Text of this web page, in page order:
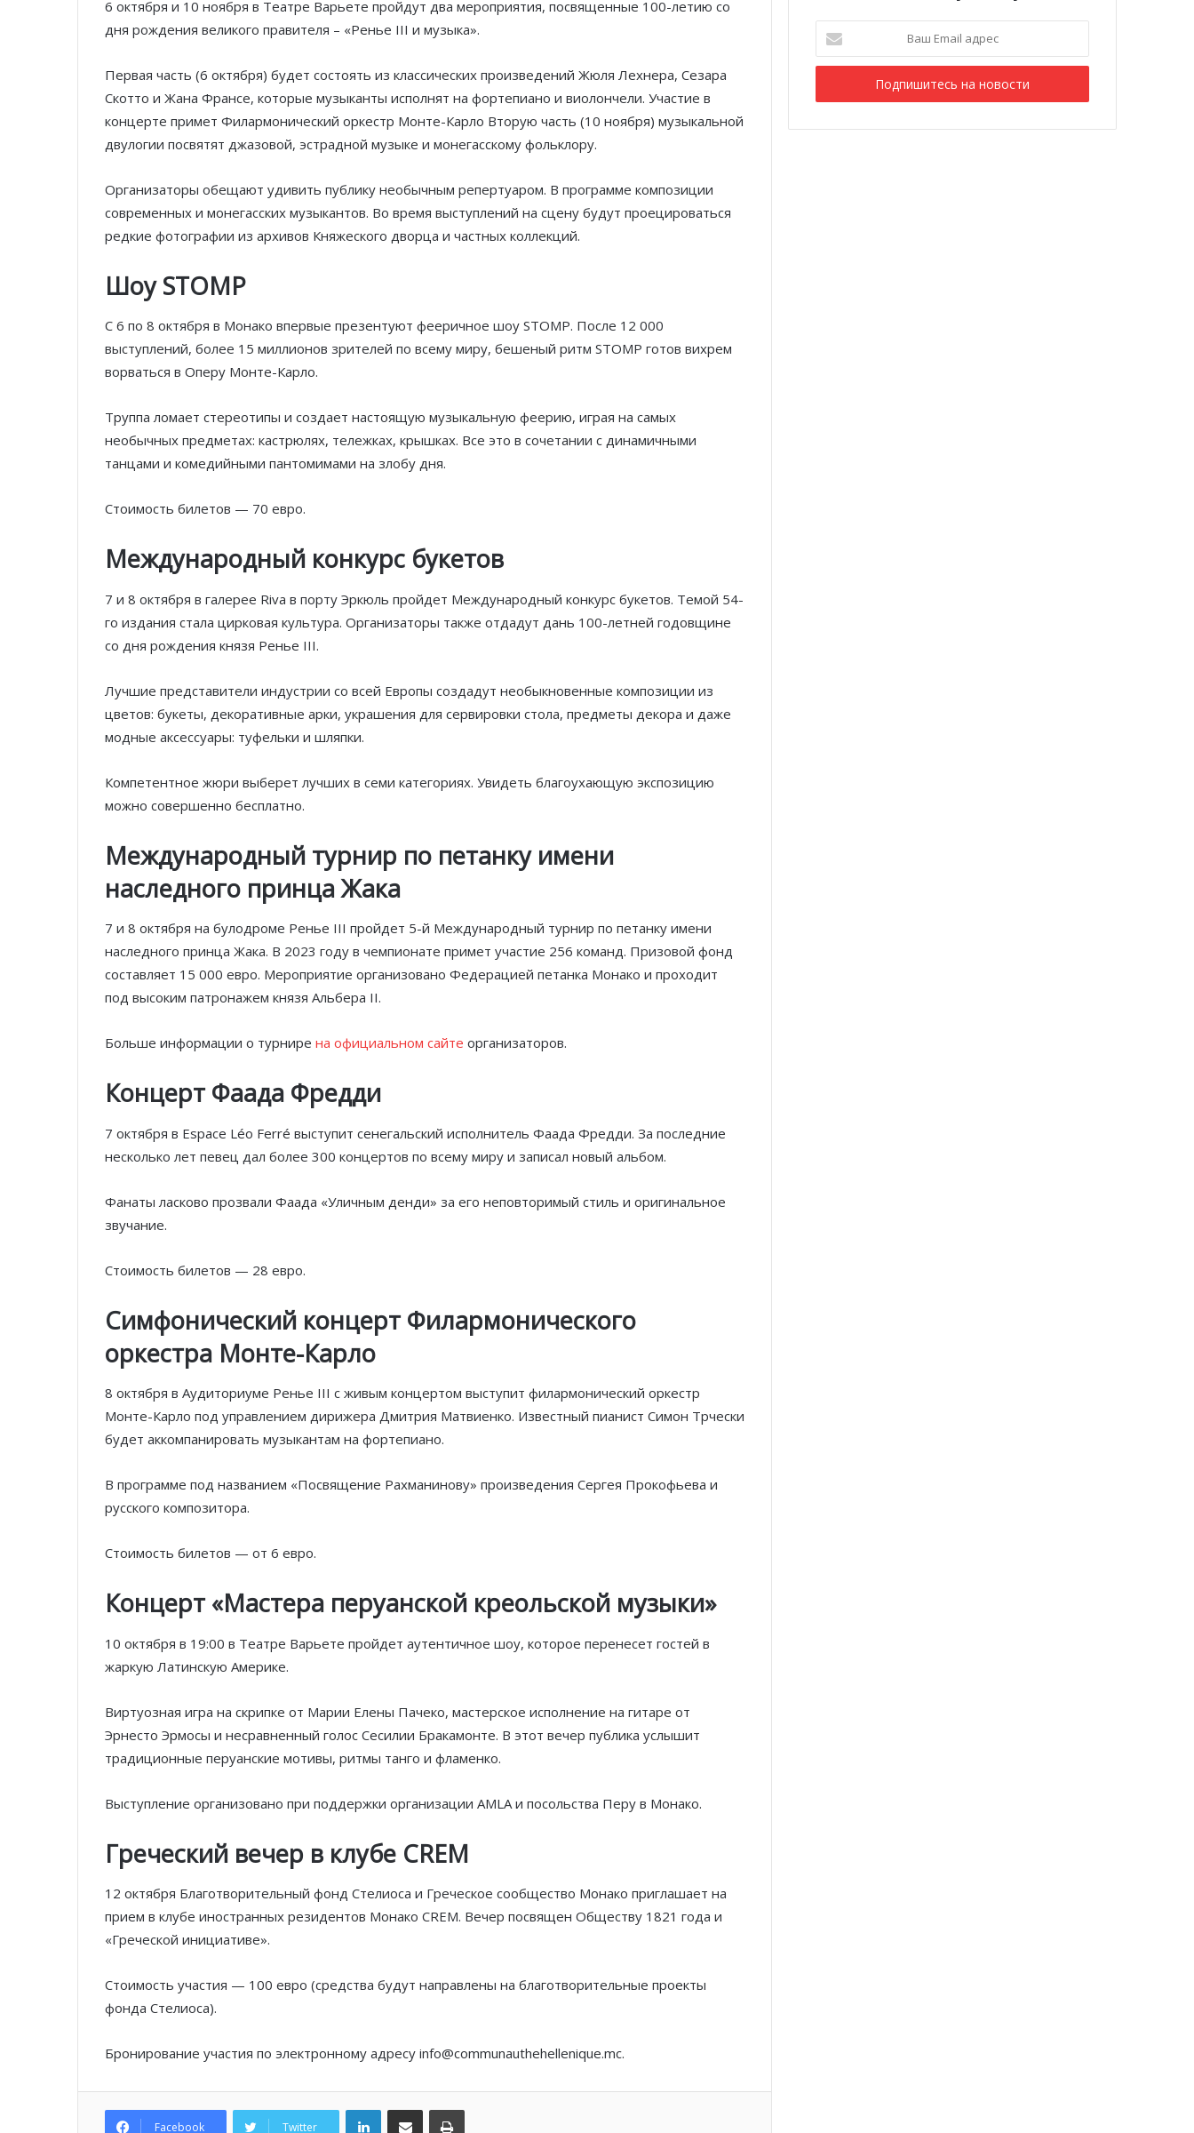
6 октября и 10 ноября в Театре Варьете пройдут два мероприятия, посвященные 100-летию со
дня рождения великого правителя – «Ренье III и музыка».
Первая часть (6 октября) будет состоять из классических произведений Жюля Лехнера, Сезара
Скотто и Жана Франсе, которые музыканты исполнят на фортепиано и виолончели. Участие в
концерте примет Филармонический оркестр Монте-Карло Вторую часть (10 ноября) музыкальной
двулогии посвятят джазовой, эстрадной музыке и монегасскому фольклору.
Организаторы обещают удивить публику необычным репертуаром. В программе композиции
современных и монегасских музыкантов. Во время выступлений на сцену будут проецироваться
редкие фотографии из архивов Княжеского дворца и частных коллекций.
Шоу STOMP
С 6 по 8 октября в Монако впервые презентуют фееричное шоу STOMP. После 12 000
выступлений, более 15 миллионов зрителей по всему миру, бешеный ритм STOMP готов вихрем
ворваться в Оперу Монте-Карло.
Труппа ломает стереотипы и создает настоящую музыкальную феерию, играя на самых
необычных предметах: кастрюлях, тележках, крышках. Все это в сочетании с динамичными
танцами и комедийными пантомимами на злобу дня.
Стоимость билетов — 70 евро.
Международный конкурс букетов
7 и 8 октября в галерее Riva в порту Эркюль пройдет Международный конкурс букетов. Темой 54-
го издания стала цирковая культура. Организаторы также отдадут дань 100-летней годовщине
со дня рождения князя Ренье III.
Лучшие представители индустрии со всей Европы создадут необыкновенные композиции из
цветов: букеты, декоративные арки, украшения для сервировки стола, предметы декора и даже
модные аксессуары: туфельки и шляпки.
Компетентное жюри выберет лучших в семи категориях. Увидеть благоухающую экспозицию
можно совершенно бесплатно.
Международный турнир по петанку имени
наследного принца Жака
7 и 8 октября на булодроме Ренье III пройдет 5-й Международный турнир по петанку имени
наследного принца Жака. В 2023 году в чемпионате примет участие 256 команд. Призовой фонд
составляет 15 000 евро. Мероприятие организовано Федерацией петанка Монако и проходит
под высоким патронажем князя Альбера II.
Больше информации о турнире на официальном сайте организаторов.
Концерт Фаада Фредди
7 октября в Espace Léo Ferré выступит сенегальский исполнитель Фаада Фредди. За последние
несколько лет певец дал более 300 концертов по всему миру и записал новый альбом.
Фанаты ласково прозвали Фаада «Уличным денди» за его неповторимый стиль и оригинальное
звучание.
Стоимость билетов — 28 евро.
Симфонический концерт Филармонического
оркестра Монте-Карло
8 октября в Аудиториуме Ренье III с живым концертом выступит филармонический оркестр
Монте-Карло под управлением дирижера Дмитрия Матвиенко. Известный пианист Симон Трчески
будет аккомпанировать музыкантам на фортепиано.
В программе под названием «Посвящение Рахманинову» произведения Сергея Прокофьева и
русского композитора.
Стоимость билетов — от 6 евро.
Концерт «Мастера перуанской креольской музыки»
10 октября в 19:00 в Театре Варьете пройдет аутентичное шоу, которое перенесет гостей в
жаркую Латинскую Америке.
Виртуозная игра на скрипке от Марии Елены Пачеко, мастерское исполнение на гитаре от
Эрнесто Эрмосы и несравненный голос Сесилии Бракамонте. В этот вечер публика услышит
традиционные перуанские мотивы, ритмы танго и фламенко.
Выступление организовано при поддержки организации AMLA и посольства Перу в Монако.
Греческий вечер в клубе CREM
12 октября Благотворительный фонд Стелиоса и Греческое сообщество Монако приглашает на
прием в клубе иностранных резидентов Монако CREM. Вечер посвящен Обществу 1821 года и
«Греческой инициативе».
Стоимость участия — 100 евро (средства будут направлены на благотворительные проекты
фонда Стелиоса).
Бронирование участия по электронному адресу info@communauthehellenique.mc.
Facebook Twitter
LinkedInПоделиться по электронной почте Распечатать
Шарль Леклер вновь в борьбе:
Ferrari набирает скорость перед
SBM и Be Safe Monaco продлили
Email
адрес